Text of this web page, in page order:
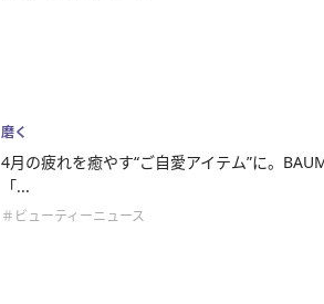
磨く
4月の疲れを癒やす“ご自愛アイテム”に。
「...
＃ビューティーニュース